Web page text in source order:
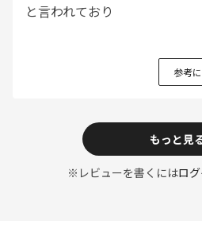
と言われており
参考
もっと見
※レビューを書くにはロ